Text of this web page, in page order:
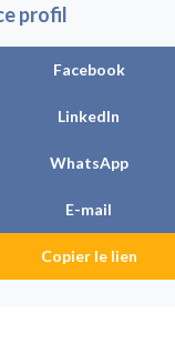
profil
Facebook
LinkedIn
WhatsApp
E-mail
Copier le lien